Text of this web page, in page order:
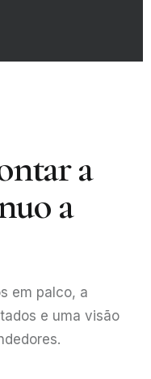
a
a
em palco, a
e uma visão